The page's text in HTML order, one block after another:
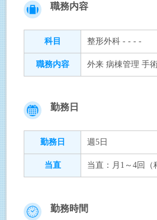
職務内容
科目 整形外科 - - - -
職務内容 外来 病棟管理 手
勤務日
勤務日 週5日
当直 当直：月1～4回（
勤務時間